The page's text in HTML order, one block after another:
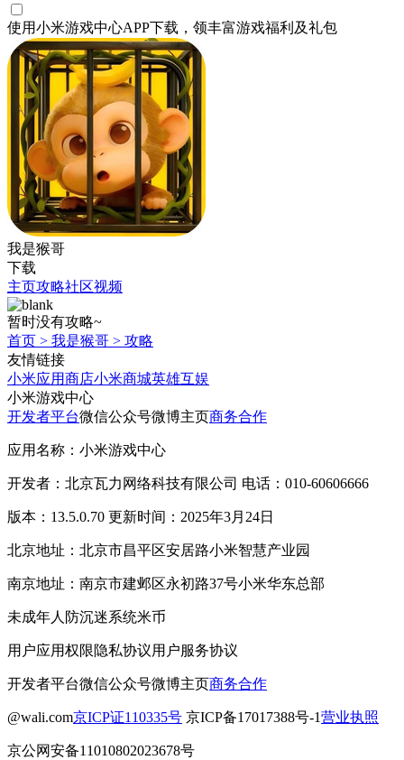
使用小米游戏中心APP下载 ，领丰富游戏福利 及礼包
我是猴哥
下载
主页攻略社区视频
暂时没有攻略~
首页 > 我是猴哥 > 攻略
友情链接
小米应用商店小米商城英雄互娱
小米游戏中心
开发者平台微信公众号微博主页商务合作
应用名称：小米游戏中心
开发者：北京瓦力网络科技有限公司 电话：010-60606666
版本：13.5.0.70 更新时间：2025年3月24日
北京地址：北京市昌平区安居路小米智慧产业园
南京地址：南京市建邺区永初路37号小米华东总部
未成年人防沉迷系统米币
用户应用权限隐私协议用户服务协议
开发者平台微信公众号微博主页商务合作
@wali.com京ICP证110335号 京ICP备17017388号-1营业执照
京公网安备11010802023678号